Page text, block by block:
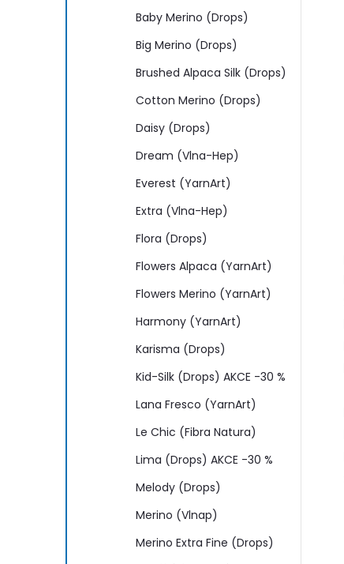
Baby Merino (Drops)
Big Merino (Drops)
Brushed Alpaca Silk (Drops)
Cotton Merino (Drops)
Daisy (Drops)
Dream (Vlna-Hep)
Everest (YarnArt)
Extra (Vlna-Hep)
Flora (Drops)
Flowers Alpaca (YarnArt)
Flowers Merino (YarnArt)
Harmony (YarnArt)
Karisma (Drops)
Kid-Silk (Drops) AKCE -30 %
Lana Fresco (YarnArt)
Le Chic (Fibra Natura)
Lima (Drops) AKCE -30 %
Melody (Drops)
Merino (Vlnap)
Merino Extra Fine (Drops)